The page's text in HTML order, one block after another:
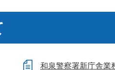
和泉警察署新庁舎業